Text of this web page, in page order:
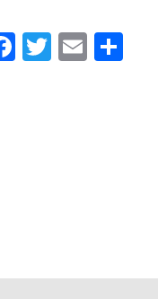
Facebook
Twitter
Email